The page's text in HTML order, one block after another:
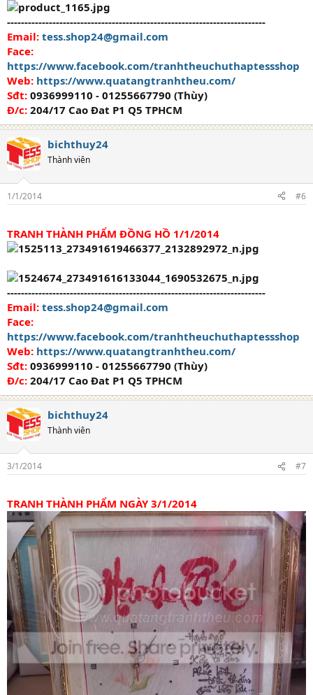
--------------------------------------------------------------------------
Email: tess.shop24@gmail.com
Face:
https://www.facebook.com/tranhtheuchuthaptessshop
Web: https://www.quatangtranhtheu.com/
Sđt: 0936999110 - 01255667790 (Thùy)
Đ/c: 204/17 Cao Đat P1 Q5 TPHCM
bichthuy24
Thành viên
1/1/2014 #6
TRANH THÀNH PHẨM ĐỒNG HỒ 1/1/2014
--------------------------------------------------------------------------
Email: tess.shop24@gmail.com
Face:
https://www.facebook.com/tranhtheuchuthaptessshop
Web: https://www.quatangtranhtheu.com/
Sđt: 0936999110 - 01255667790 (Thùy)
Đ/c: 204/17 Cao Đat P1 Q5 TPHCM
bichthuy24
Thành viên
3/1/2014 #7
TRANH THÀNH PHẨM NGÀY 3/1/2014